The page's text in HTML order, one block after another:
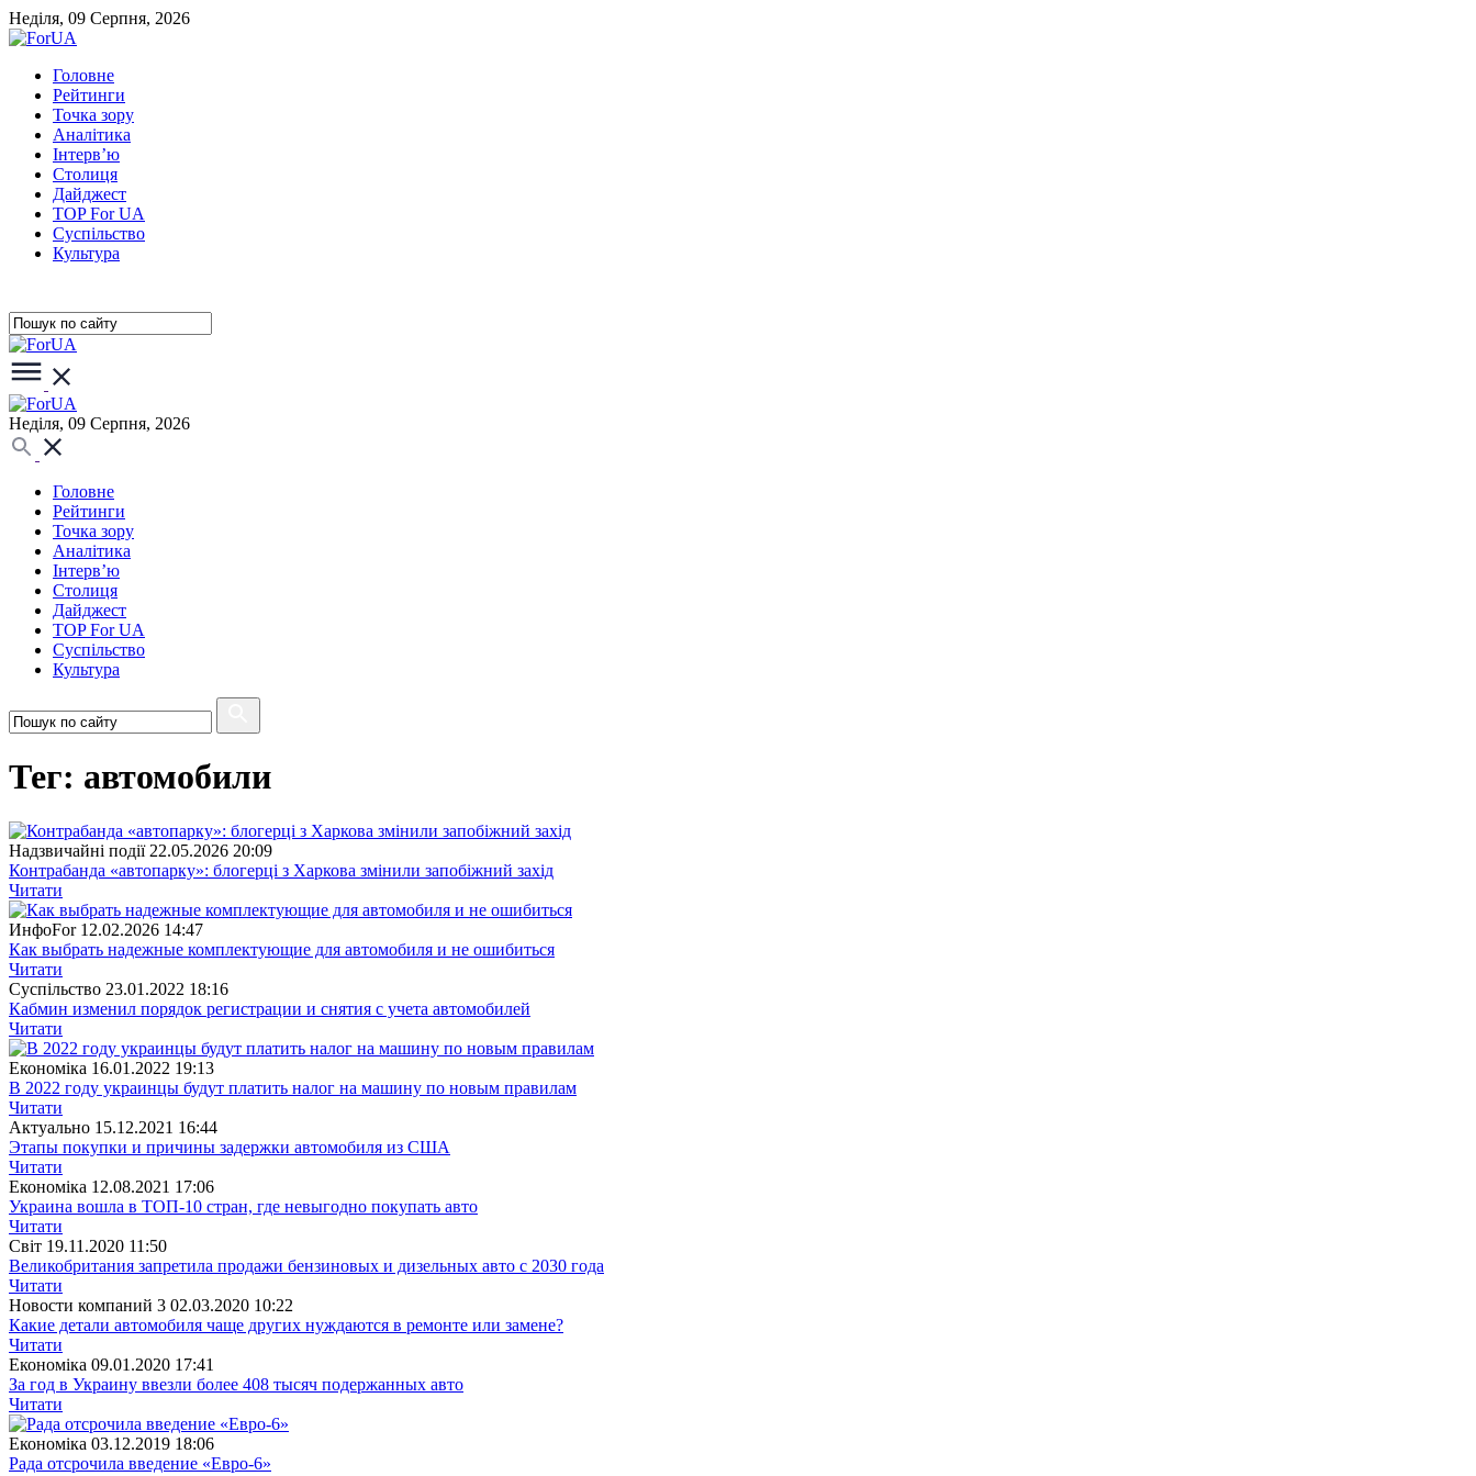
Неділя, 09 Серпня, 2026
Головне
Рейтинги
Точка зору
Аналітика
Інтерв’ю
Столиця
Дайджест
TOP For UA
Суспiльство
Культура
Неділя, 09 Серпня, 2026
Головне
Рейтинги
Точка зору
Аналітика
Інтерв’ю
Столиця
Дайджест
TOP For UA
Суспiльство
Культура
Тег: автомобили
Надзвичайні події 22.05.2026 20:09
Контрабанда «автопарку»: блогерці з Харкова змінили запобіжний захід
Читати
ИнфоFor 12.02.2026 14:47
Как выбрать надежные комплектующие для автомобиля и не ошибиться
Читати
Суспiльство 23.01.2022 18:16
Кабмин изменил порядок регистрации и снятия с учета автомобилей
Читати
Економіка 16.01.2022 19:13
В 2022 году украинцы будут платить налог на машину по новым правилам
Читати
Актуально 15.12.2021 16:44
Этапы покупки и причины задержки автомобиля из США
Читати
Економіка 12.08.2021 17:06
Украина вошла в ТОП-10 стран, где невыгодно покупать авто
Читати
Свiт 19.11.2020 11:50
Великобритания запретила продажи бензиновых и дизельных авто с 2030 года
Читати
Новости компаний 3 02.03.2020 10:22
Какие детали автомобиля чаще других нуждаются в ремонте или замене?
Читати
Економіка 09.01.2020 17:41
За год в Украину ввезли более 408 тысяч подержанных авто
Читати
Економіка 03.12.2019 18:06
Рада отсрочила введение «Евро-6»